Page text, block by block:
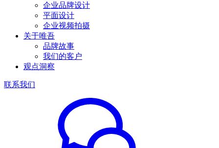
企业品牌设计
平面设计
企业视频拍摄
关于唯吾
品牌故事
我们的客户
观点洞察
联系我们